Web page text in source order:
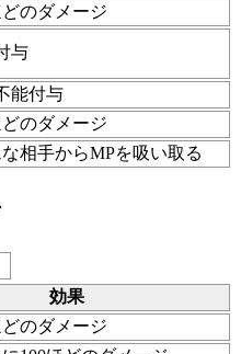
のダメージ
与
能付与
のダメージ
相手からMPを吸い取る
効果
のダメージ